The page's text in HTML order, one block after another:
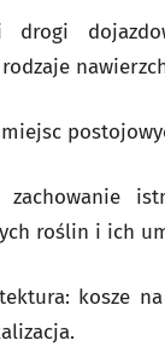
drogi
zachowanie
roślin i ich
kosze